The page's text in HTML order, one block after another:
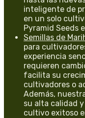
inteligente de
en un solo
Pyramid Seeds
Semillas de
para
experiencia
requieren
facilita su
cultivadores o
Además,
su alta calidad
cultivo exitoso